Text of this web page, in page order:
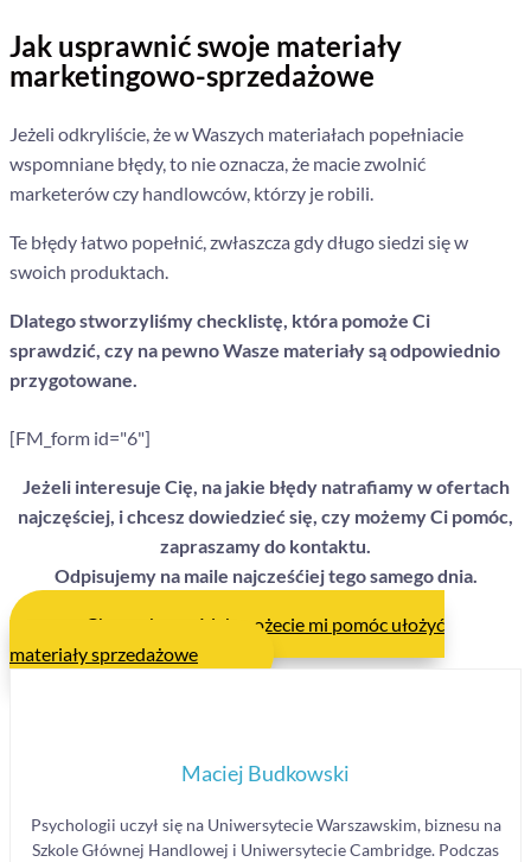
Jak usprawnić swoje materiały
marketingowo-sprzedażowe
Jeżeli odkryliście, że w Waszych materiałach popełniacie
wspomniane błędy, to nie oznacza, że macie zwolnić
marketerów czy handlowców, którzy je robili.
Te błędy łatwo popełnić, zwłaszcza gdy długo siedzi się w
swoich produktach.
Dlatego stworzyliśmy checklistę, która pomoże Ci
sprawdzić, czy na pewno Wasze materiały są odpowiednio
przygotowane.
[FM_form id="6"]
Jeżeli interesuje Cię, na jakie błędy natrafiamy w ofertach
najczęściej, i chcesz dowiedzieć się, czy możemy Ci pomóc,
zapraszamy do kontaktu.
Odpisujemy na maile najcześćiej tego samego dnia.
Chcę zobaczyć, jak możecie mi pomóc ułożyć
materiały sprzedażowe
Maciej Budkowski
Psychologii uczył się na Uniwersytecie Warszawskim, biznesu na
Szkole Głównej Handlowej i Uniwersytecie Cambridge. Podczas